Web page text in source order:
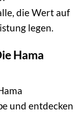
die Wert auf
legen.
Hama
und entdecken